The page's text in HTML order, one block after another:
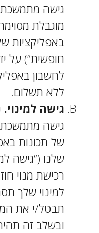
גישה
מוגבלת
באפליקציות
חופשית”) על
לחשבון
ללא תשלום.
גישה למינוי.
גישה
של תכונות
שלנו (“גישה
רכישת מנוי
למינוי שלך
תבטל/י את
ובשלב זה